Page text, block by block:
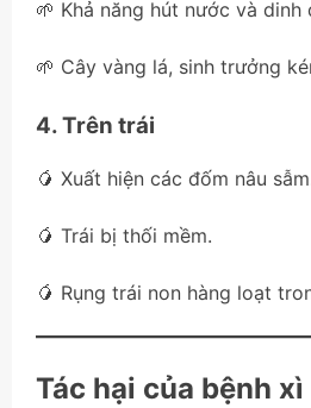
🌱 Khả năng hút nước và dinh
🌱 Cây vàng lá, sinh trưởng
4. Trên trái
🥭 Xuất hiện các đốm nâu
🥭 Trái bị thối mềm.
🥭 Rụng trái non hàng loạt
Tác hại của bệnh xì